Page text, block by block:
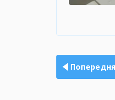
записів